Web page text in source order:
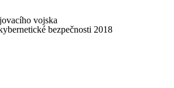
vojska
bezpečnosti 2018